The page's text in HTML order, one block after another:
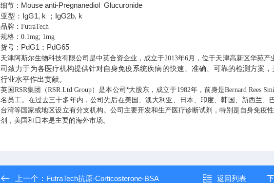
细节： Mouse anti-Pregnanediol Glucuronide
亚型：IgG1, k ；IgG2b, k
品牌：FutraTech
规格：0.1mg; 1mg
货号： PdG1；PdG65
天津阿斯尔生物科技有限公司是中英合资企业，成立于2013年6 月，位于天津高新区华苑产
司致力于为各医疗机构提供针对自身免疫系统疾病的快速、准确、可靠的检测方案
行业水平作出贡献。
英国 RSR集团（RSR Ltd Group）是本公司*大股东，成立于1982年，前身是Bernard Rees
名员工。在过去三十多年内，公司先后在美国、澳大利亚、日本、印度、韩国、新西兰
台湾等国家或地区设立有分支机构。公司主要开发和生产医疗诊断试剂，特别是自身免疫性
剂，美国和日本是主要的海外市场。
上一个： FutraTech抗原-Corticosterone-BSA 返回列表